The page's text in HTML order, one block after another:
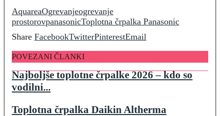
AquareaOgrevanjeogrevanje
prostorovpanasonicToplotna črpalka Panasonic
Share FacebookTwitterPinterestEmail
POVEZANI ČLANKI
Najboljše toplotne črpalke 2026 – kdo so
vodilni...
Toplotna črpalka Daikin Altherma